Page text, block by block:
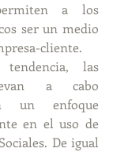
a los
ser un medio
cliente.
las
a cabo
un enfoque
en el uso de
De igual